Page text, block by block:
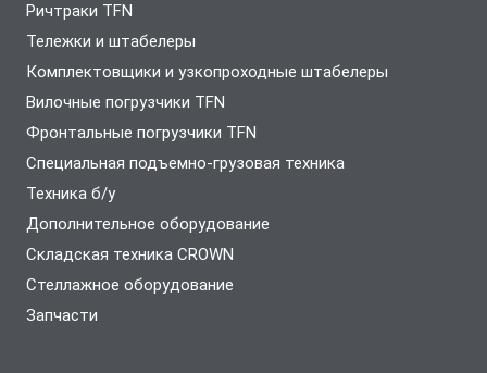
Ричтраки TFN
Тележки и штабелеры
Комплектовщики и узкопроходные штабелеры
Вилочные погрузчики TFN
Фронтальные погрузчики TFN
Специальная подъемно-грузовая техника
Техника б/у
Дополнительное оборудование
Складская техника CROWN
Стеллажное оборудование
Запчасти